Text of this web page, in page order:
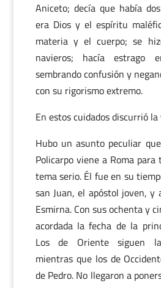
Aniceto; decía que había
era Dios y el espíritu
materia y el cuerpo; se
navieros; hacía estrago
sembrando confusión y
con su rigorismo extremo.
En estos cuidados discurrió
Hubo un asunto peculiar
Policarpo viene a Roma
tema serio. Él fue en su
san Juan, el apóstol joven, y
Esmirna. Con sus ochenta y
acordada la fecha de la
Los de Oriente siguen
mientras que los de
de Pedro. No llegaron a